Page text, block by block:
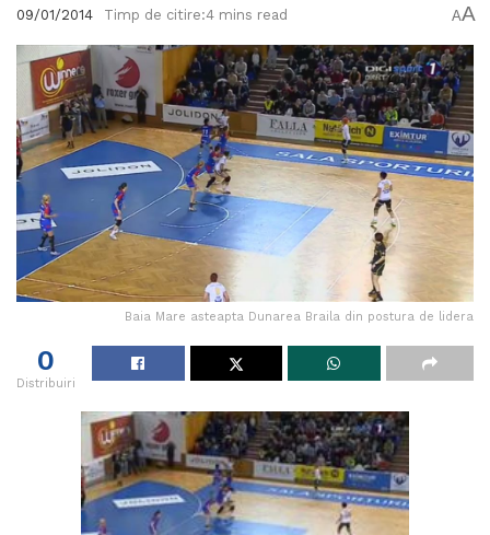
09/01/2014 Timp de citire:4 mins read AA
Baia Mare asteapta Dunarea Braila din postura de lidera
0
Distribuiri